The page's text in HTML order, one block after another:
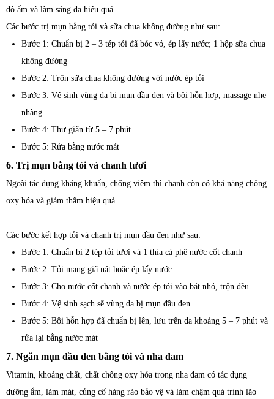
độ ẩm và làm sáng da hiệu quả.
Các bước trị mụn bằng tỏi và sữa chua không đường như sau:
Bước 1: Chuẩn bị 2 – 3 tép tỏi đã bóc vỏ, ép lấy nước; 1 hộp sữa chua
không đường
Bước 2: Trộn sữa chua không đường với nước ép tỏi
Bước 3: Vệ sinh vùng da bị mụn đầu đen và bôi hỗn hợp, massage nhẹ
nhàng
Bước 4: Thư giãn từ 5 – 7 phút
Bước 5: Rửa bằng nước mát
6. Trị mụn bằng tỏi và chanh tươi
Ngoài tác dụng kháng khuẩn, chống viêm thì chanh còn có khả năng chống
oxy hóa và giảm thâm hiệu quả.
Các bước kết hợp tỏi và chanh trị mụn đầu đen như sau:
Bước 1: Chuẩn bị 2 tép tỏi tươi và 1 thìa cà phê nước cốt chanh
Bước 2: Tỏi mang giã nát hoặc ép lấy nước
Bước 3: Cho nước cốt chanh và nước ép tỏi vào bát nhỏ, trộn đều
Bước 4: Vệ sinh sạch sẽ vùng da bị mụn đầu đen
Bước 5: Bôi hỗn hợp đã chuẩn bị lên, lưu trên da khoảng 5 – 7 phút và
rửa lại bằng nước mát
7. Ngăn mụn đầu đen bằng tỏi và nha đam
Vitamin, khoáng chất, chất chống oxy hóa trong nha đam có tác dụng
dưỡng ẩm, làm mát, củng cố hàng rào bảo vệ và làm chậm quá trình lão